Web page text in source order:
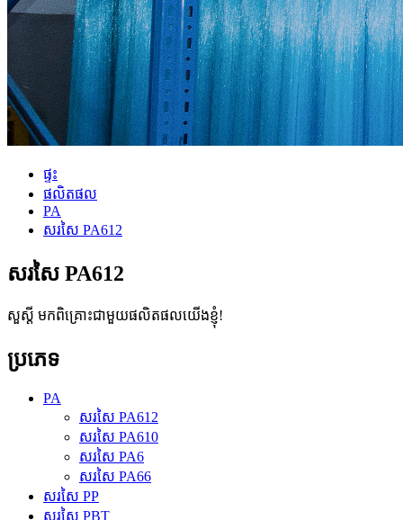
ផ្ទះ
ផលិតផល
PA
សរសៃ PA612
សរសៃ PA612
សួស្តី មកពិគ្រោះជាមួយផលិតផលយើងខ្ញុំ!
ប្រភេទ
PA
សរសៃ PA612
សរសៃ PA610
សរសៃ PA6
សរសៃ PA66
សរសៃ PP
សរសៃ PBT